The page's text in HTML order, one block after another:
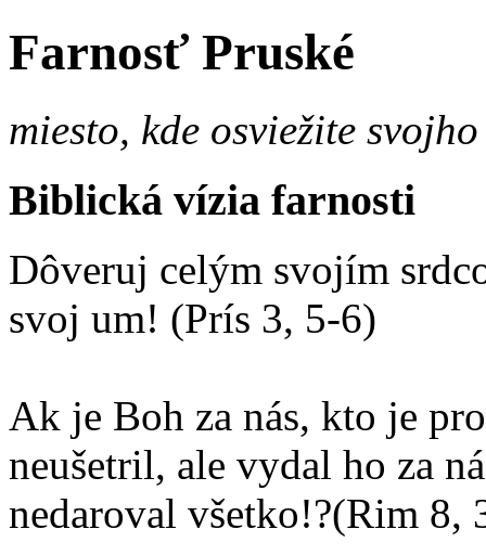
Farnosť Pruské
miesto, kde osviežite
Biblická vízia farnosti
Dôveruj celým svojím
svoj um! (Prís 3, 5-6)
Ak je Boh za nás, kto je
neušetril, ale vydal ho za
nedaroval všetko!?(Rim 8,